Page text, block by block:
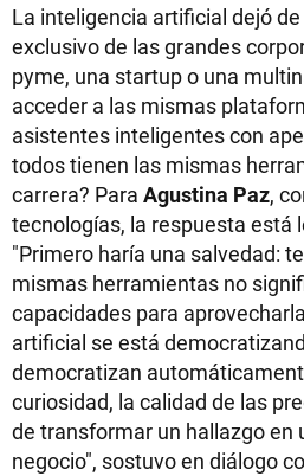
La inteligencia artificial dejó
exclusivo de las grandes
pyme, una startup o una
acceder a las mismas
asistentes inteligentes con
todos tienen las mismas
carrera? Para Agustina Paz,
tecnologías, la respuesta está
"Primero haría una salvedad:
mismas herramientas no
capacidades para
artificial se está
democratizan
curiosidad, la calidad de las
de transformar un hallazgo en
negocio", sostuvo en diálogo